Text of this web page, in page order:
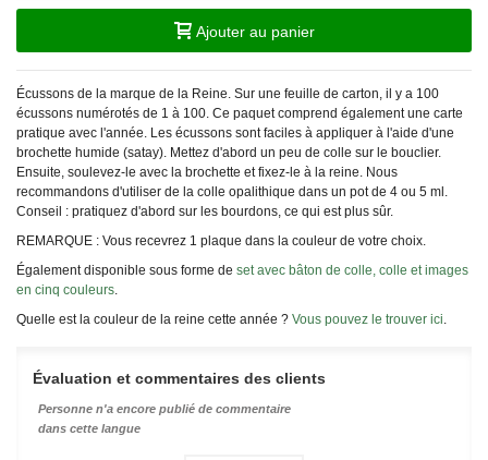
Ajouter au panier
Écussons de la marque de la Reine. Sur une feuille de carton, il y a 100
écussons numérotés de 1 à 100. Ce paquet comprend également une carte
pratique avec l'année. Les écussons sont faciles à appliquer à l'aide d'une
brochette humide (satay). Mettez d'abord un peu de colle sur le bouclier.
Ensuite, soulevez-le avec la brochette et fixez-le à la reine. Nous
recommandons d'utiliser de la colle opalithique dans un pot de 4 ou 5 ml.
Conseil : pratiquez d'abord sur les bourdons, ce qui est plus sûr.
REMARQUE : Vous recevrez 1 plaque dans la couleur de votre choix.
Également disponible sous forme de set avec bâton de colle, colle et images
en cinq couleurs
Quelle est la couleur de la reine cette année ? Vous pouvez le trouver ici
Évaluation et commentaires des clients
Personne n'a encore publié de commentaire
dans cette langue